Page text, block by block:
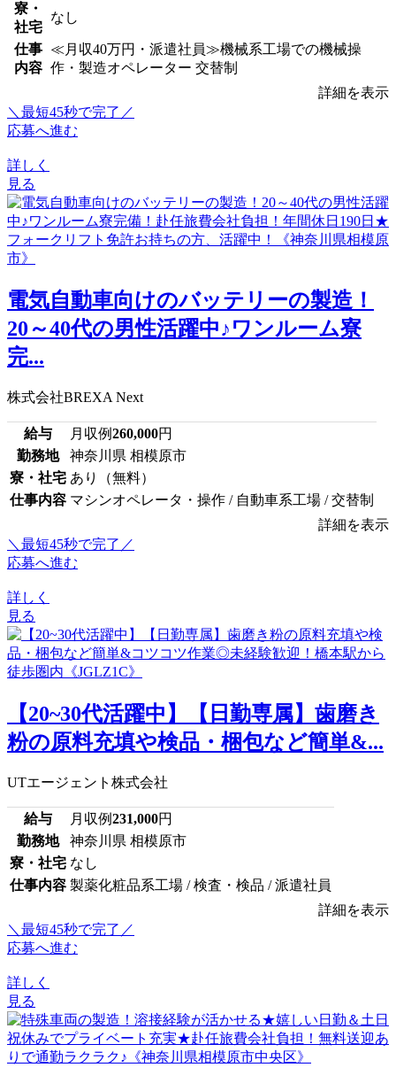
寮・
社宅
なし
仕事
内容
≪月収40万円・派遣社員≫機械系工場での機械操
作・製造オペレーター 交替制
詳細を表示
＼最短45秒で完了／
応募へ進む
詳しく
見る
電気自動車向けのバッテリーの製造！
20～40代の男性活躍中♪ワンルーム寮
完...
株式会社BREXA Next
給与 月収例260,000円
勤務地
神奈川県 相模原市
寮・社宅 あり（無料）
仕事内容 マシンオペレータ・操作 / 自動車系工場 / 交替制
詳細を表示
＼最短45秒で完了／
応募へ進む
詳しく
見る
【20~30代活躍中】【日勤専属】歯磨き
粉の原料充填や検品・梱包など簡単&...
UTエージェント株式会社
給与 月収例231,000円
勤務地
神奈川県 相模原市
寮・社宅 なし
仕事内容 製薬化粧品系工場 / 検査・検品 / 派遣社員
詳細を表示
＼最短45秒で完了／
応募へ進む
詳しく
見る